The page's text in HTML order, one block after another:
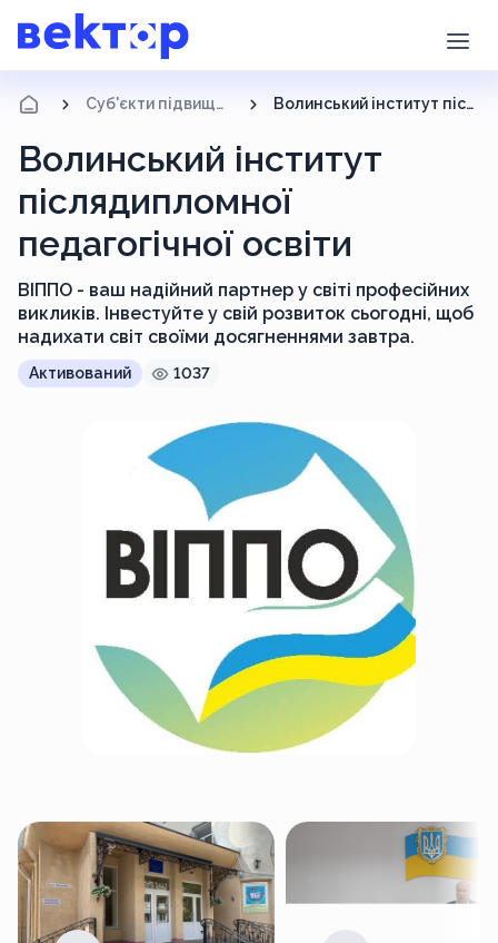
Суб'єкти підвищення кваліфікації Волинський інститут післядипломної педагогічної освіти
Волинський інститут
післядипломної
педагогічної освіти
ВІППО - ваш надійний партнер у світі професійних
викликів. Інвестуйте у свій розвиток сьогодні, щоб
надихати світ своїми досягненнями завтра.
Активований 1037